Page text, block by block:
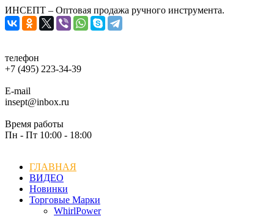
ИНСЕПТ – Оптовая продажа ручного инструмента.
телефон
+7 (495) 223-34-39
E-mail
insept@inbox.ru
Время работы
Пн - Пт 10:00 - 18:00
ГЛАВНАЯ
ВИДЕО
Новинки
Торговые Марки
WhirlPower